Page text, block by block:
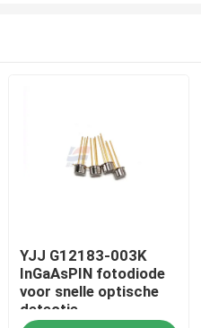
YJJ G12183-003K
InGaAsPIN fotodiode
voor snelle optische
detectie